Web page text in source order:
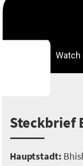
Steckbrief
Hauptstadt: